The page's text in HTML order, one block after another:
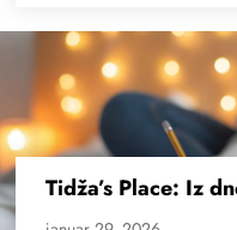
Tidža’s Place: Iz